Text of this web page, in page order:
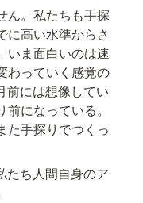
ん。私たちも手探
に高い水準からさ
いま面白いのは速
わっていく感覚の
前には想像してい
になっている。
た手探りでつくっ
たち人間自身のア